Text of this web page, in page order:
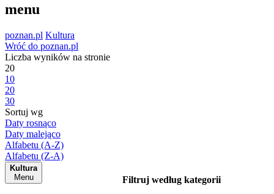
menu
poznan.pl Kultura
Wróć do poznan.pl
Liczba wyników na stronie
20
10
20
30
Sortuj wg
Daty rosnąco
Daty malejąco
Alfabetu (A-Z)
Alfabetu (Z-A)
Kultura
Menu
Filtruj według kategorii